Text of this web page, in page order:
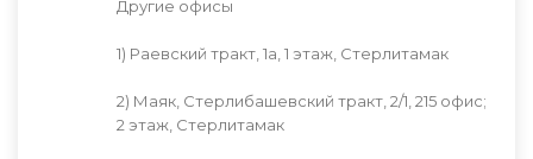
Другие офисы
1) Раевский тракт, 1а, 1 этаж, Стерлитамак
2) Маяк, Стерлибашевский тракт, 2/1, 215 офис;
2 этаж, Стерлитамак
Элементы безопасности кровли